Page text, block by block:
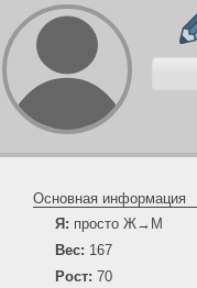
Основная информация
Я: просто Ж→М
Вес: 167
Рост: 70